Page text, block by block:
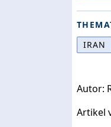
IRAN
Autor:
Artikel